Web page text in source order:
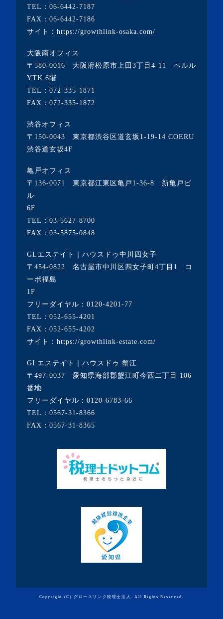
・2022年3月(3記事)
・2021年12月(2記事)
・2021年11月(7記事)
・2021年10月(3記事)
・2021年8月(6記事)
・2021年7月(3記事)
・2021年5月(2記事)
・2021年4月(4記事)
・2021年2月(3記事)
・2021年1月(3記事)
・2020年12月(7記事)
・2020年11月(5記事)
・2020年10月(3記事)
・2020年9月(8記事)
・2020年8月(5記事)
・2020年6月(9記事)
・2020年5月(5記事)
・2020年4月(3記事)
・2020年3月(7記事)
・2020年1月(3記事)
・2019年12月(7記事)
・2019年11月(7記事)
・2019年10月(10記事)
・2019年9月(7記事)
・2019年8月(10記事)
TEL： 06-6442-7187
FAX：06-6442-7186
サイト： https://growthlink-osaka.com/
大阪南オフィス
〒580-0016 大阪府松原市上田3丁目4-11 ペルル
YTK 6階
TEL： 072-335-1871
FAX：072-335-1872
渋谷オフィス
〒150-0043 東京都渋谷区道玄坂1-19-14 COERU
渋谷道玄坂4F
亀戸オフィス
〒136-0071 東京都江東区亀戸1-36-8 新亀戸ビ
ル
6F
TEL： 03-5627-8700
FAX：03-5875-0848
GLエステイト｜ハウスドゥ中川四女子
〒454-0822 名古屋市中川区四女子町4丁目1 コ
ーポ福島
1F
フリーダイヤル： 0120-4201-77
TEL： 052-655-4201
FAX：052-655-4202
サイト： https://growthlink-estate.com/
GLエステイト｜ハウスドゥ 蟹江
〒497-0037 愛知県海部郡蟹江町今西二丁目 106
番地
フリーダイヤル： 0120-6783-66
TEL： 0567-31-8366
FAX：0567-31-8365
Copyright (C) グロースリンク税理士法人. All Rights Reserved.